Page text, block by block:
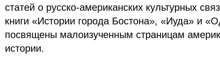
статей о русско-американских культурных
книги «Истории города Бостона», «Иуда» и
посвящены малоизученным страницам
истории.